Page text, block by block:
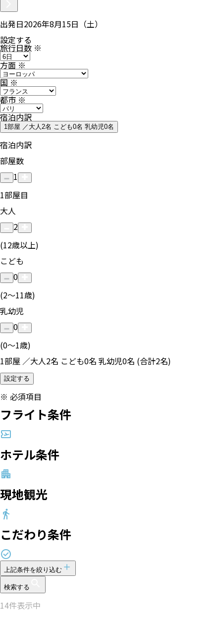
出発日2026年8月15日（土）
設定する
旅行日数 ※
方面※
国※
都市※
宿泊内訳
1部屋 ／大人2名 こども0名 乳幼児0名
宿泊内訳
部屋数
1
1部屋目
大人
2
(12歳以上)
こども
0
(2〜11歳)
乳幼児
0
(0〜1歳)
1部屋 ／大人2名 こども0名 乳幼児0名 (合計2名)
設定する
※ 必須項目
フライト条件
ホテル条件
現地観光
こだわり条件
上記条件を絞り込む
検索する
14件表示中